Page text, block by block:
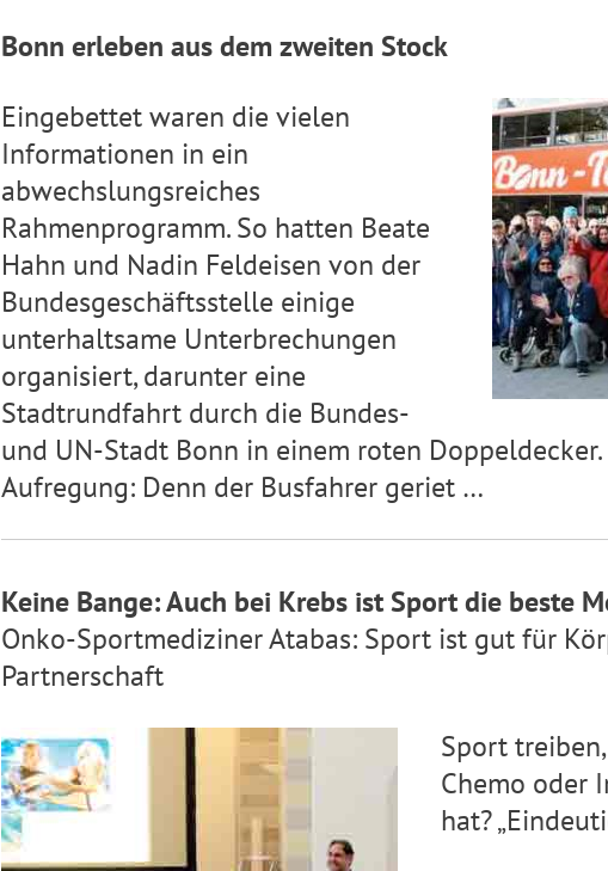
Bonn erleben aus dem zweiten Stock
Eingebettet waren die vielen
Informationen in ein
abwechslungsreiches
Rahmenprogramm. So hatten Beate
Hahn und Nadin Feldeisen von der
Bundesgeschäftsstelle einige
unterhaltsame Unterbrechungen
organisiert, darunter eine
Stadtrundfahrt durch die Bundes-
und UN-Stadt Bonn in einem roten
Aufregung: Denn der Busfahrer geriet …
Keine Bange: Auch bei Krebs ist Sport die beste
Onko-Sportmediziner Atabas: Sport ist gut für
Partnerschaft
Sport
Chemo oder
hat?